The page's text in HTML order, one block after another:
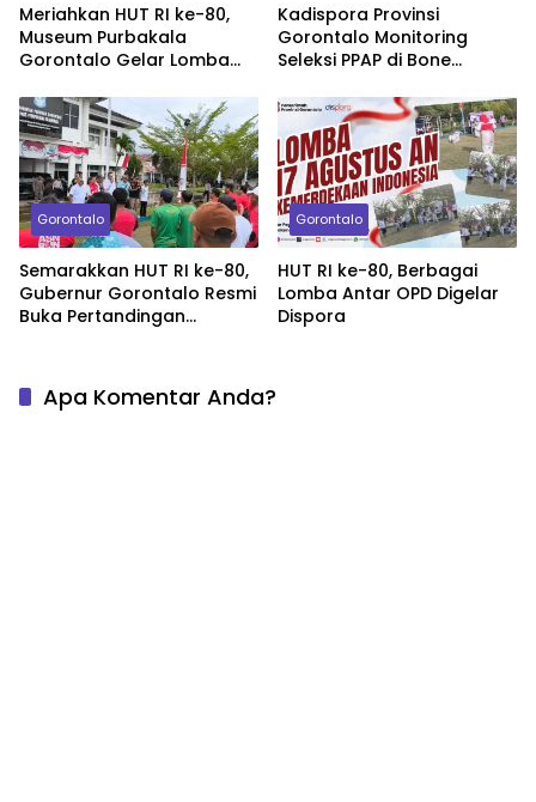
Meriahkan HUT RI ke-80,
Museum Purbakala
Gorontalo Gelar Lomba
Darah
Kadispora Provinsi
Gorontalo Monitoring
Seleksi PPAP di Bone
Gorontalo
Gorontalo
Semarakkan HUT RI ke-80,
Gubernur Gorontalo Resmi
Buka Pertandingan
Gorontalo
HUT RI ke-80, Berbagai
Lomba Antar OPD Digelar
Dispora
Apa Komentar Anda?